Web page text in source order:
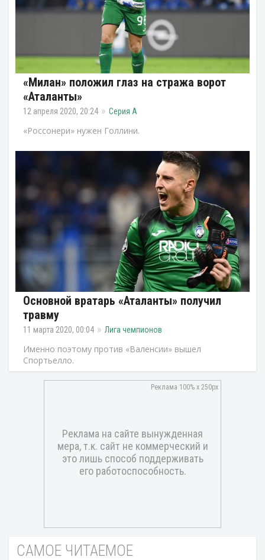
«Милан» положил глаз на стража ворот
«Аталанты»
12 апреля 2020, 20:24 Серия А
«Россонери» нужен Голлини.
Основной вратарь «Аталанты» получил
травму
11 марта 2020, 00:04 Лига чемпионов
Именно поэтому против «Валенсии» вышел
Спортьелло.
САМОЕ ЧИТАЕМОЕ